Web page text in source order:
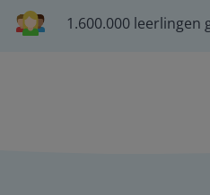
1.600.000 leerlingen